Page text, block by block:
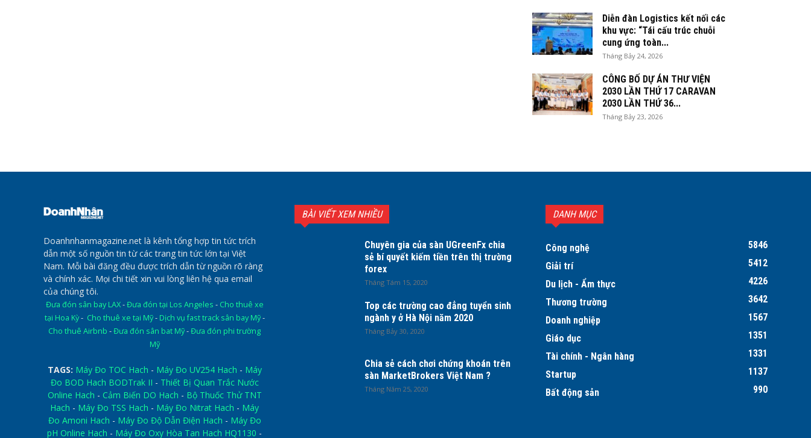
Diễn đàn Logistics kết nối các
khu vực: “Tái cấu trúc chuỗi
cung ứng toàn...
Tháng Bảy 24, 2026
CÔNG BỐ DỰ ÁN THƯ VIỆN
2030 LẦN THỨ 17 CARAVAN
2030 LẦN THỨ 36...
Tháng Bảy 23, 2026
Doanhnhanmagazine.net là kênh tổng hợp tin tức trích
dẫn một số nguồn tin từ các trang tin tức lớn tại Việt
Nam. Mỗi bài đăng đều được trích dẫn từ nguồn rõ ràng
và chính xác. Mọi chi tiết xin vui lòng liên hệ qua email
của chúng tôi.
Đưa đón sân bay LAX-Đưa đón tại Los Angeles - Cho thuê xe
tại Hoa Kỳ- Cho thuê xe tại Mỹ- Dịch vụ fast track sân bay Mỹ-
Cho thuê Airbnb -Đưa đón sân bat Mỹ-Đưa đón phi trường
Mỹ
TAGS: Máy Đo TOC Hach - Máy Đo UV254 Hach - Máy
Đo BOD Hach BODTrak II - Thiết Bị Quan Trắc Nước
Online Hach - Cảm Biến DO Hach - Bộ Thuốc Thử TNT
Hach - Máy Đo TSS Hach - Máy Đo Nitrat Hach - Máy
Đo Amoni Hach - Máy Đo Độ Dẫn Điện Hach - Máy Đo
pH Online Hach - Máy Đo Oxy Hòa Tan Hach HQ1130 -
BÀI VIẾT XEM NHIỀU
Chuyên gia của sàn UGreenFx chia
sẻ bí quyết kiếm tiền trên thị trường
forex
Tháng Tám 15, 2020
Top các trường cao đẳng tuyển sinh
ngành y ở Hà Nội năm 2020
Tháng Bảy 30, 2020
Chia sẻ cách chơi chứng khoán trên
sàn MarketBrokers Việt Nam ?
Tháng Năm 25, 2020
DANH MỤC
Công nghệ
5846
Giải trí
5412
Du lịch - Ẩm thực
4226
Thương trường
3642
Doanh nghiệp
1567
Giáo dục
1351
Tài chính - Ngân hàng
1331
Startup
1137
Bất động sản
990